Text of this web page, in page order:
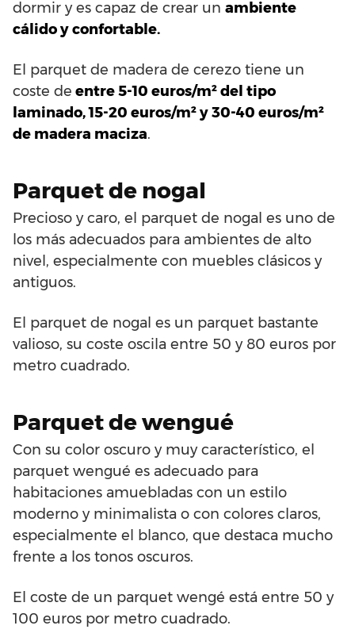
dormir y es capaz de crear un ambiente
cálido y confortable.
El parquet de madera de cerezo tiene un
coste de entre 5-10 euros/m² del tipo
laminado, 15-20 euros/m² y 30-40 euros/m²
de madera maciza.
Parquet de nogal
Precioso y caro, el parquet de nogal es uno de
los más adecuados para ambientes de alto
nivel, especialmente con muebles clásicos y
antiguos.
El parquet de nogal es un parquet bastante
valioso, su coste oscila entre 50 y 80 euros por
metro cuadrado.
Parquet de wengué
Con su color oscuro y muy característico, el
parquet wengué es adecuado para
habitaciones amuebladas con un estilo
moderno y minimalista o con colores claros,
especialmente el blanco, que destaca mucho
frente a los tonos oscuros.
El coste de un parquet wengé está entre 50 y
100 euros por metro cuadrado.